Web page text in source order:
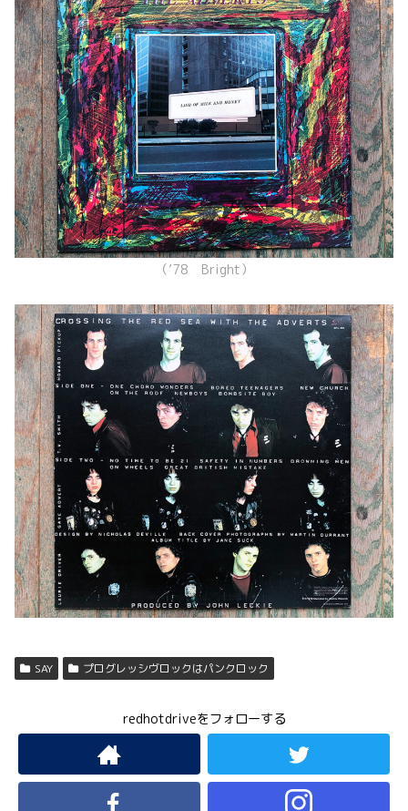
（’78 Bright）
SAY プログレッシヴロックはパンクロック
redhotdriveをフォローする